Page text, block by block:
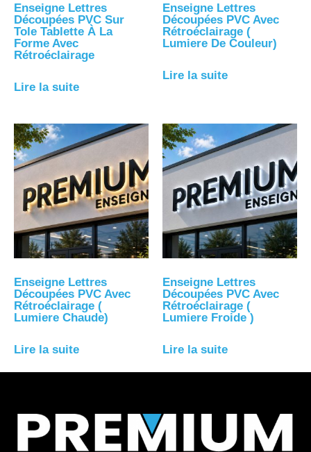
Enseigne Lettres
Découpées PVC Sur
Tole Tablette À La
Forme Avec
Rétroéclairage
Lire la suite
Enseigne Lettres
Découpées PVC Avec
Rétroéclairage (
Lumiere De Couleur)
Lire la suite
Enseigne Lettres
Découpées PVC Avec
Rétroéclairage (
Lumiere Chaude)
Lire la suite
Enseigne Lettres
Découpées PVC Avec
Rétroéclairage (
Lumiere Froide )
Lire la suite